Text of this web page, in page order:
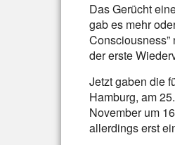
Das Gerücht
gab es mehr
Consciousness”
der erste
Jetzt gaben die
Hamburg, am
November um
allerdings erst